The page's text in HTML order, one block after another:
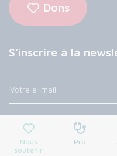
Nous
soutenir
Pro
Dons
S'inscrire à la
Nous suivre